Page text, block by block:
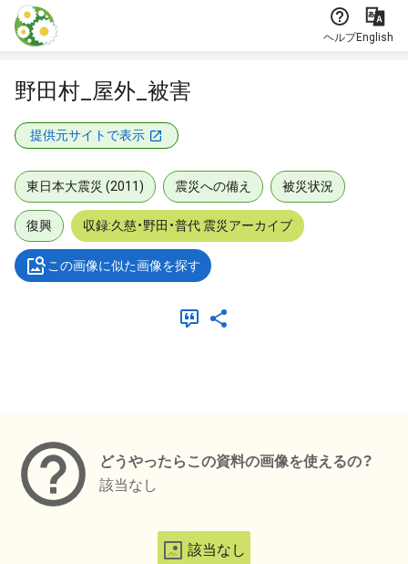
本文に飛ぶ
ヘルプEnglish
野田村_屋外_被害
提供元サイトで表示
東日本大震災 (2011) 震災への備え 被災状況
復興 収録:久慈・野田・普代 震災アーカイブ
この画像に似た画像を探す
どうやったらこの資料の画像を使えるの？
該当なし
該当なし